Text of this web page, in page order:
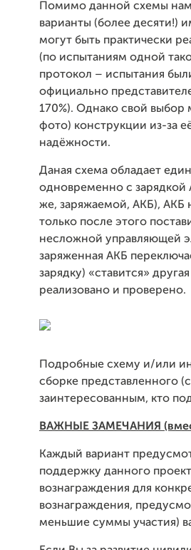
Помимо данной схемы
варианты (более десяти!)
могут быть практически
(по испытаниям одной
протокол – испытания
официально
170%). Однако свой
фото) конструкции из-за
надёжности.
Даная схема обладает
одновременно с зарядкой
же, заряжаемой, АКБ), АКБ
только после этого
несложной управляющей
заряженная АКБ
зарядку) «ставится»
реализовано и проверено.
Подробные схему и/или
сборке представленного
заинтересованным, кто
ВАЖНЫЕ ЗАМЕЧАНИЯ
Каждый вариант
поддержку данного
вознаграждения для
вознаграждения,
меньшие суммы участия)